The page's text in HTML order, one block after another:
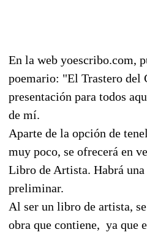
En la web yoescribo.com,
poemario: "El Trastero del
presentación para todos
de mí.
Aparte de la opción de
muy poco, se ofrecerá en
Libro de Artista. Habrá
preliminar.
Al ser un libro de artista,
obra que contiene, ya que